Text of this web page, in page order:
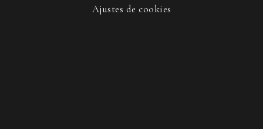
Ajustes de cookies